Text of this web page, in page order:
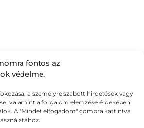
fontos az
védelme.
a személyre szabott hirdetések vagy
valamint a forgalom elemzése érdekében
A "Mindet elfogadom" gombra kattintva